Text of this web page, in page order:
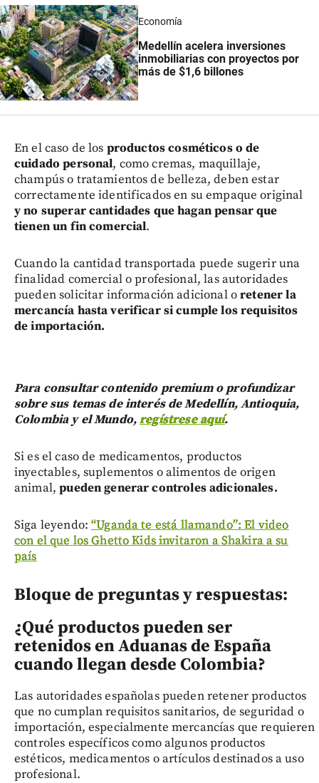
Economía
Medellín acelera inversiones
inmobiliarias con proyectos por
más de $1,6 billones
En el caso de los productos cosméticos o de
cuidado personal, como cremas, maquillaje,
champús o tratamientos de belleza, deben estar
correctamente identificados en su empaque original
y no superar cantidades que hagan pensar que
tienen un fin comercial.
Cuando la cantidad transportada puede sugerir una
finalidad comercial o profesional, las autoridades
pueden solicitar información adicional oretener la
mercancía hasta verificar si cumple los requisitos
de importación.
Para consultar contenido premium o profundizar
sobre sus temas de interés de Medellín, Antioquia,
Colombia y el Mundo,regístrese aquí.
Si es el caso de medicamentos, productos
inyectables, suplementos o alimentos de origen
animal,pueden generar controles adicionales.
Siga leyendo:“Uganda te está llamando”: El video
con el que los Ghetto Kids invitaron a Shakira a su
país
Bloque de preguntas y respuestas:
¿Qué productos pueden ser
retenidos en Aduanas de España
cuando llegan desde Colombia?
Las autoridades españolas pueden retener productos
que no cumplan requisitos sanitarios, de seguridad o
importación, especialmente mercancías que requieren
controles específicos como algunos productos
estéticos, medicamentos o artículos destinados a uso
profesional.